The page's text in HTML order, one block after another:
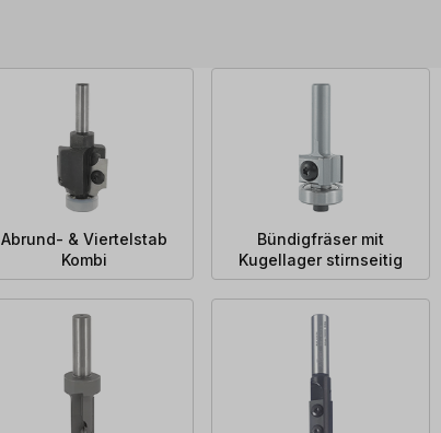
Abrund- & Viertelstab
Kombi
Bündigfräser mit
Kugellager stirnseitig